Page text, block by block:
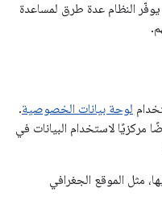
النظام عدة طرق لمساعدة
لوحة بيانات الخصوصية.
مركزيًا لاستخدام البيانات في
مثل الموقع الجغرافي